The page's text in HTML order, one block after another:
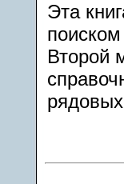
Эта
Второй